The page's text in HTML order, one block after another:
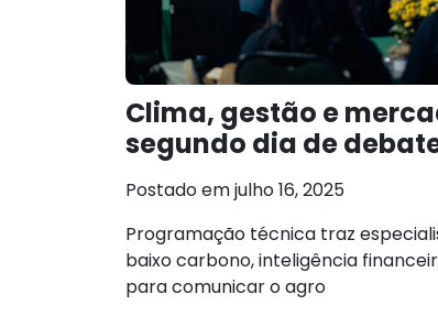
Clima, gestão e
segundo dia de
Postado em julho 16, 2025
Programação técnica traz
baixo carbono, inteligência
para comunicar o agro